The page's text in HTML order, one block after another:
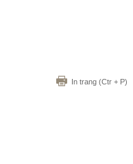
In trang (Ctr + P)